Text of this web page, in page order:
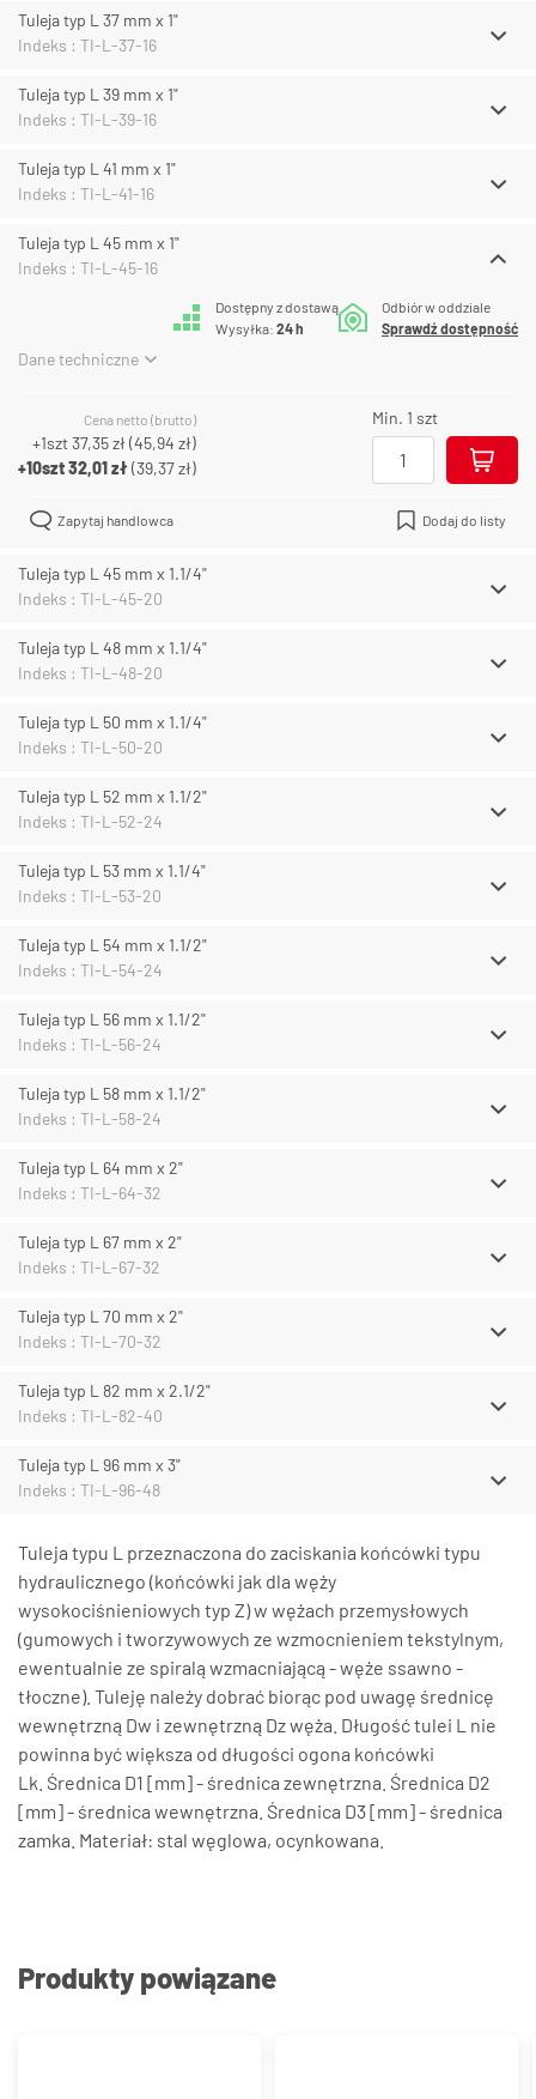
Tuleja typ L 37 mm x 1"
Indeks : TI-L-37-16
Tuleja typ L 39 mm x 1"
Indeks : TI-L-39-16
Tuleja typ L 41 mm x 1"
Indeks : TI-L-41-16
Tuleja typ L 45 mm x 1"
Indeks : TI-L-45-16
Dostępny z dostawą
Wysyłka: 24 h
Odbiór w oddziale
Sprawdź dostępność
Dane techniczne
Cena netto (brutto)
+1szt37,35 zł(45,94 zł)
+10szt32,01 zł(39,37 zł)
Min. 1 szt
Zapytaj handlowca Dodaj do listy
Tuleja typ L 45 mm x 1.1/4"
Indeks : TI-L-45-20
Tuleja typ L 48 mm x 1.1/4"
Indeks : TI-L-48-20
Tuleja typ L 50 mm x 1.1/4"
Indeks : TI-L-50-20
Tuleja typ L 52 mm x 1.1/2"
Indeks : TI-L-52-24
Tuleja typ L 53 mm x 1.1/4"
Indeks : TI-L-53-20
Tuleja typ L 54 mm x 1.1/2"
Indeks : TI-L-54-24
Tuleja typ L 56 mm x 1.1/2"
Indeks : TI-L-56-24
Tuleja typ L 58 mm x 1.1/2"
Indeks : TI-L-58-24
Tuleja typ L 64 mm x 2"
Indeks : TI-L-64-32
Tuleja typ L 67 mm x 2"
Indeks : TI-L-67-32
Tuleja typ L 70 mm x 2"
Indeks : TI-L-70-32
Tuleja typ L 82 mm x 2.1/2"
Indeks : TI-L-82-40
Tuleja typ L 96 mm x 3"
Indeks : TI-L-96-48
Tuleja typu L przeznaczona do zaciskania końcówki typu
hydraulicznego (końcówki jak dla węży
wysokociśnieniowych typ Z) w wężach przemysłowych
(gumowych i tworzywowych ze wzmocnieniem tekstylnym,
ewentualnie ze spiralą wzmacniającą - węże ssawno -
tłoczne). Tuleję należy dobrać biorąc pod uwagę średnicę
wewnętrzną Dw i zewnętrzną Dz węża. Długość tulei L nie
powinna być większa od długości ogona końcówki
Lk. Średnica D1 [mm] - średnica zewnętrzna. Średnica D2
[mm] - średnica wewnętrzna. Średnica D3 [mm] - średnica
zamka. Materiał: stal węglowa, ocynkowana.
Produkty powiązane